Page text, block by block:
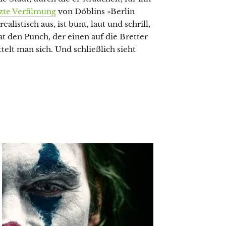
Verfilmung von Döblins »Berlin
aus, ist bunt, laut und schrill,
den Punch, der einen auf die Bretter
man sich. Und schließlich sieht